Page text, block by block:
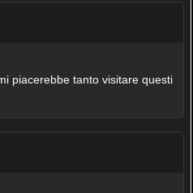
piacerebbe tanto visitare questi